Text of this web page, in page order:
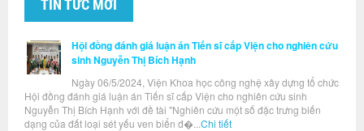
TIN TỨC MỚI
Hội đồng đánh giá luận án Tiến sĩ cấp Viện cho nghiên cứu
sinh Nguyễn Thị Bích Hạnh
Ngày 06/5/2024, Viện Khoa học công nghệ xây dựng tổ chức
Hội đồng đánh giá luận án Tiến sĩ cấp Viện cho nghiên cứu sinh
Nguyễn Thị Bích Hạnh với đề tài "Nghiên cứu một số đặc trưng biến
dạng của đất loại sét yếu ven biển đ�... Chi tiết